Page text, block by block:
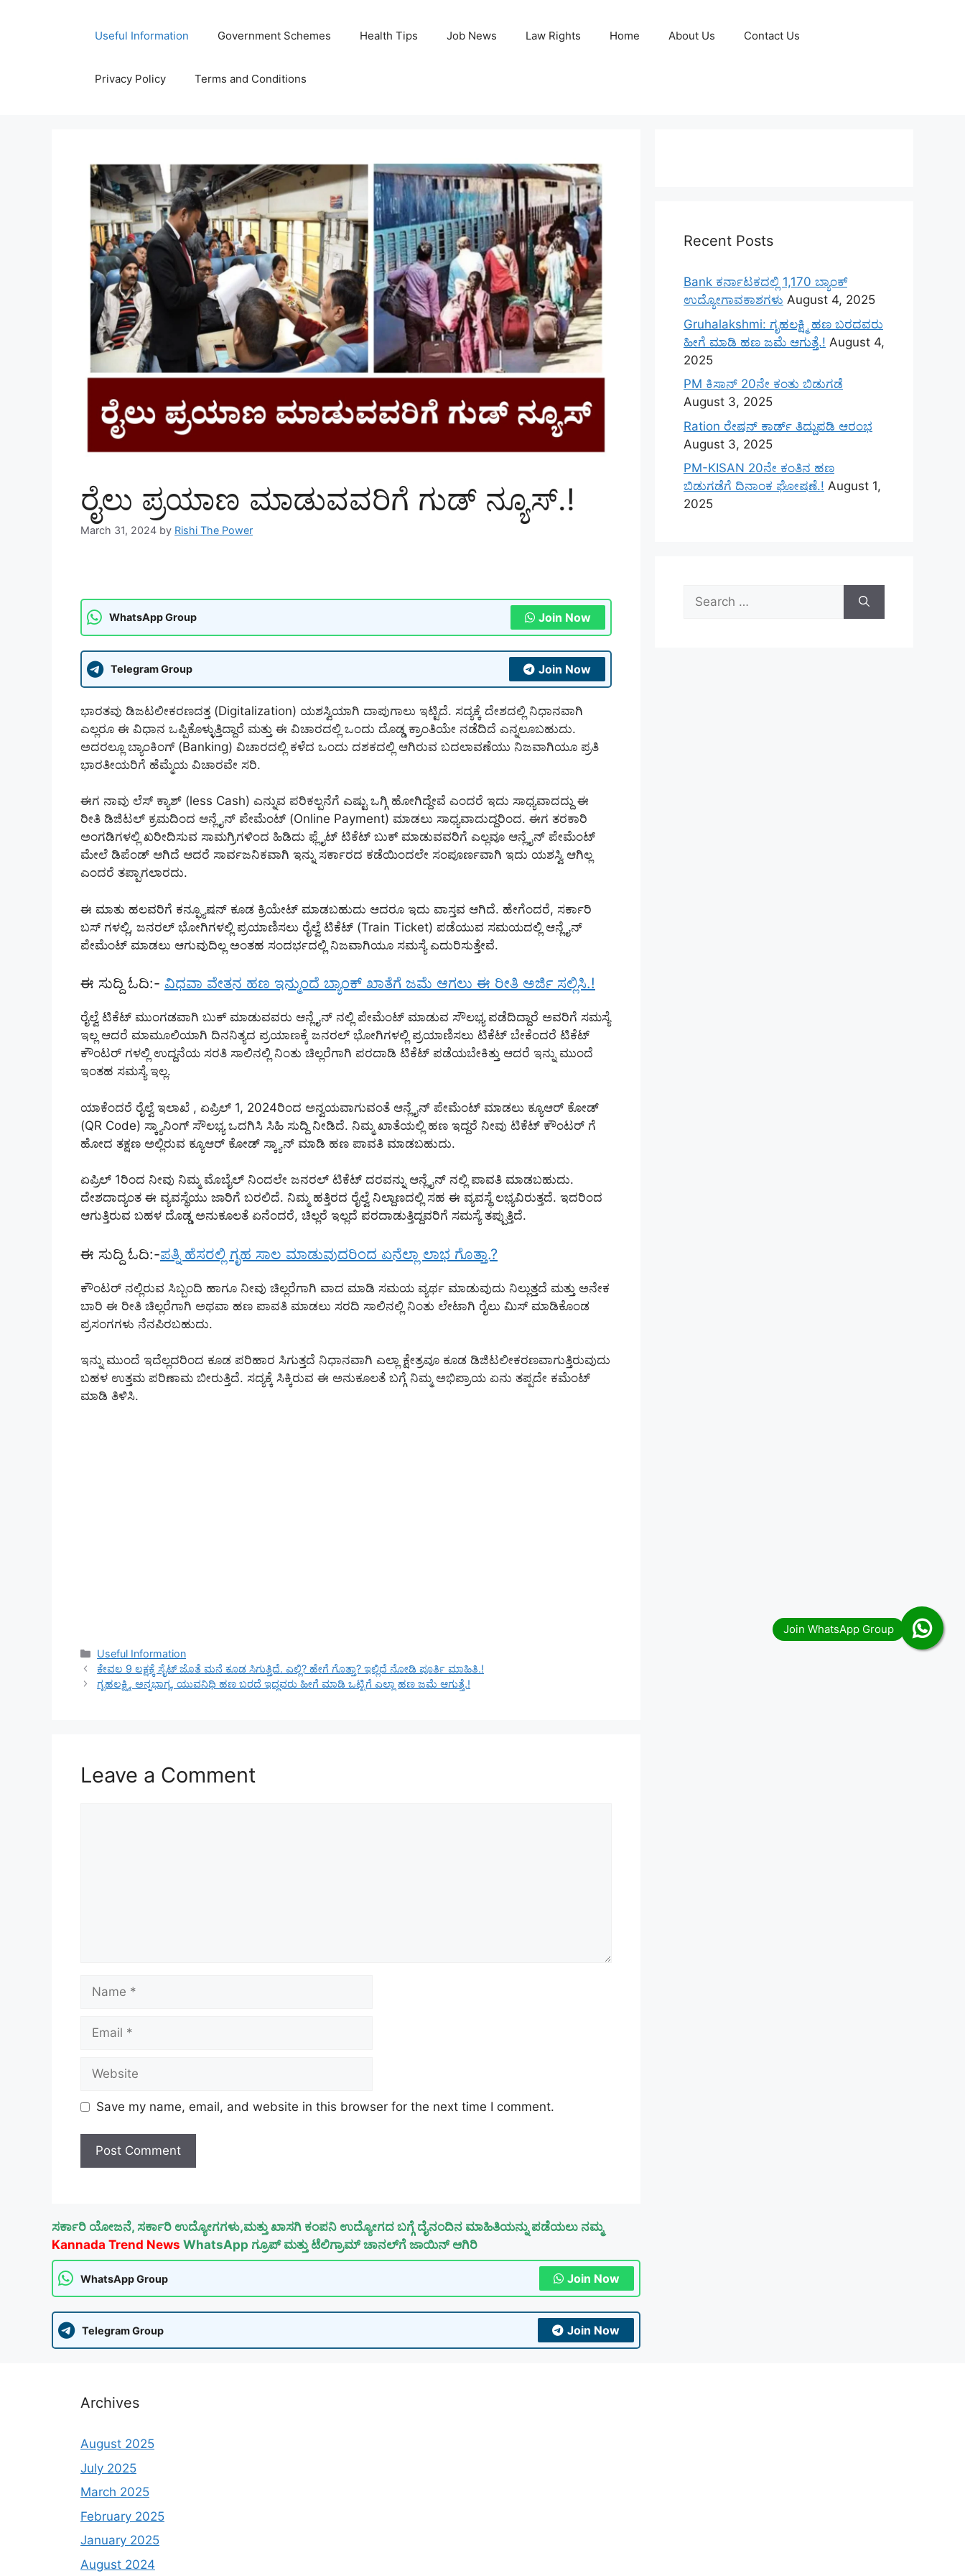
Useful Information Government Schemes Health Tips Job News Law Rights Home About Us Contact Us
Privacy Policy Terms and Conditions
ರೈಲು ಪ್ರಯಾಣ ಮಾಡುವವರಿಗೆ ಗುಡ್ ನ್ಯೂಸ್.!
March 31, 2024 by Rishi The Power
WhatsApp Group Join Now
Telegram Group Join Now
ಭಾರತವು ಡಿಜಟಲೀಕರಣದತ್ತ (Digitalization) ಯಶಸ್ವಿಯಾಗಿ ದಾಪುಗಾಲು ಇಟ್ಟಿದೆ. ಸದ್ಯಕ್ಕೆ ದೇಶದಲ್ಲಿ ನಿಧಾನವಾಗಿ
ಎಲ್ಲರೂ ಈ ವಿಧಾನ ಒಪ್ಪಿಕೊಳ್ಳುತ್ತಿದ್ದಾರೆ ಮತ್ತು ಈ ವಿಚಾರದಲ್ಲಿ ಒಂದು ದೊಡ್ಡ ಕ್ರಾಂತಿಯೇ ನಡೆದಿದೆ ಎನ್ನಲೂಬಹುದು.
ಅದರಲ್ಲೂ ಬ್ಯಾಂಕಿಂಗ್ (Banking) ವಿಚಾರದಲ್ಲಿ ಕಳೆದ ಒಂದು ದಶಕದಲ್ಲಿ ಆಗಿರುವ ಬದಲಾವಣೆಯು ನಿಜವಾಗಿಯೂ ಪ್ರತಿ
ಭಾರತೀಯರಿಗೆ ಹೆಮ್ಮೆಯ ವಿಚಾರವೇ ಸರಿ.
ಈಗ ನಾವು ಲೆಸ್ ಕ್ಯಾಶ್ (less Cash) ಎನ್ನುವ ಪರಿಕಲ್ಪನೆಗೆ ಎಷ್ಟು ಒಗ್ಗಿ ಹೋಗಿದ್ದೇವೆ ಎಂದರೆ ಇದು ಸಾಧ್ಯವಾದದ್ದು ಈ
ರೀತಿ ಡಿಜಿಟಲ್ ಕ್ರಮದಿಂದ ಆನ್ಲೈನ್ ಪೇಮೆಂಟ್ (Online Payment) ಮಾಡಲು ಸಾಧ್ಯವಾದುದ್ದರಿಂದ. ಈಗ ತರಕಾರಿ
ಅಂಗಡಿಗಳಲ್ಲಿ ಖರೀದಿಸುವ ಸಾಮಗ್ರಿಗಳಿಂದ ಹಿಡಿದು ಫ್ಲೈಟ್ ಟಿಕೆಟ್ ಬುಕ್ ಮಾಡುವವರಿಗೆ ಎಲ್ಲವೂ ಆನ್ಲೈನ್ ಪೇಮೆಂಟ್
ಮೇಲೆ ಡಿಪೆಂಡ್ ಆಗಿದೆ ಆದರೆ ಸಾರ್ವಜನಿಕವಾಗಿ ಇನ್ನು ಸರ್ಕಾರದ ಕಡೆಯಿಂದಲೇ ಸಂಪೂರ್ಣವಾಗಿ ಇದು ಯಶಸ್ವಿ ಆಗಿಲ್ಲ
ಎಂದರೆ ತಪ್ಪಾಗಲಾರದು.
ಈ ಮಾತು ಹಲವರಿಗೆ ಕನ್ಫ್ಯೂಷನ್ ಕೂಡ ಕ್ರಿಯೇಟ್ ಮಾಡಬಹುದು ಆದರೂ ಇದು ವಾಸ್ತವ ಆಗಿದೆ. ಹೇಗೆಂದರೆ, ಸರ್ಕಾರಿ
ಬಸ್ ಗಳಲ್ಲಿ, ಜನರಲ್ ಭೋಗಿಗಳಲ್ಲಿ ಪ್ರಯಾಣಿಸಲು ರೈಲ್ವೆ ಟಿಕೆಟ್ (Train Ticket) ಪಡೆಯುವ ಸಮಯದಲ್ಲಿ ಆನ್ಲೈನ್
ಪೇಮೆಂಟ್ ಮಾಡಲು ಆಗುವುದಿಲ್ಲ ಅಂತಹ ಸಂದರ್ಭದಲ್ಲಿ ನಿಜವಾಗಿಯೂ ಸಮಸ್ಯೆ ಎದುರಿಸುತ್ತೇವೆ.
ಈ ಸುದ್ದಿ ಓದಿ:- ವಿಧವಾ ವೇತನ ಹಣ ಇನ್ಮುಂದೆ ಬ್ಯಾಂಕ್ ಖಾತೆಗೆ ಜಮೆ ಆಗಲು ಈ ರೀತಿ ಅರ್ಜಿ ಸಲ್ಲಿಸಿ.!
ರೈಲ್ವೆ ಟಿಕೆಟ್ ಮುಂಗಡವಾಗಿ ಬುಕ್ ಮಾಡುವವರು ಆನ್ಲೈನ್ ನಲ್ಲಿ ಪೇಮೆಂಟ್ ಮಾಡುವ ಸೌಲಭ್ಯ ಪಡೆದಿದ್ದಾರೆ ಅವರಿಗೆ ಸಮಸ್ಯೆ
ಇಲ್ಲ ಆದರೆ ಮಾಮೂಲಿಯಾಗಿ ದಿನನಿತ್ಯದ ಪ್ರಯಾಣಕ್ಕೆ ಜನರಲ್ ಭೋಗಿಗಳಲ್ಲಿ ಪ್ರಯಾಣಿಸಲು ಟಿಕೆಟ್ ಬೇಕೆಂದರೆ ಟಿಕೆಟ್
ಕೌಂಟರ್ ಗಳಲ್ಲಿ ಉದ್ದನೆಯ ಸರತಿ ಸಾಲಿನಲ್ಲಿ ನಿಂತು ಚಿಲ್ಲರೆಗಾಗಿ ಪರದಾಡಿ ಟಿಕೆಟ್ ಪಡೆಯಬೇಕಿತ್ತು ಆದರೆ ಇನ್ನು ಮುಂದೆ
ಇಂತಹ ಸಮಸ್ಯೆ ಇಲ್ಲ.
ಯಾಕೆಂದರೆ ರೈಲ್ವೆ ಇಲಾಖೆ , ಏಪ್ರಿಲ್ 1, 2024ರಿಂದ ಅನ್ವಯವಾಗುವಂತೆ ಆನ್ಲೈನ್ ಪೇಮೆಂಟ್ ಮಾಡಲು ಕ್ಯೂಆರ್ ಕೋಡ್
(QR Code) ಸ್ಕ್ಯಾನಿಂಗ್ ಸೌಲಭ್ಯ ಒದಗಿಸಿ ಸಿಹಿ ಸುದ್ದಿ ನೀಡಿದೆ. ನಿಮ್ಮ ಖಾತೆಯಲ್ಲಿ ಹಣ ಇದ್ದರೆ ನೀವು ಟಿಕೆಟ್ ಕೌಂಟರ್ ಗೆ
ಹೋದ ತಕ್ಷಣ ಅಲ್ಲಿರುವ ಕ್ಯೂಆರ್ ಕೋಡ್ ಸ್ಕ್ಯಾನ್ ಮಾಡಿ ಹಣ ಪಾವತಿ ಮಾಡಬಹುದು.
ಏಪ್ರಿಲ್ 1ರಿಂದ ನೀವು ನಿಮ್ಮ ಮೊಬೈಲ್ ನಿಂದಲೇ ಜನರಲ್ ಟಿಕೆಟ್ ದರವನ್ನು ಆನ್ಲೈನ್ ನಲ್ಲಿ ಪಾವತಿ ಮಾಡಬಹುದು.
ದೇಶದಾದ್ಯಂತ ಈ ವ್ಯವಸ್ಥೆಯು ಜಾರಿಗೆ ಬರಲಿದೆ. ನಿಮ್ಮ ಹತ್ತಿರದ ರೈಲ್ವೆ ನಿಲ್ದಾಣದಲ್ಲಿ ಸಹ ಈ ವ್ಯವಸ್ಥೆ ಲಭ್ಯವಿರುತ್ತದೆ. ಇದರಿಂದ
ಆಗುತ್ತಿರುವ ಬಹಳ ದೊಡ್ಡ ಅನುಕೂಲತೆ ಏನೆಂದರೆ, ಚಿಲ್ಲರೆ ಇಲ್ಲದೆ ಪರದಾಡುತ್ತಿದ್ದವರಿಗೆ ಸಮಸ್ಯೆ ತಪ್ಪುತ್ತಿದೆ.
ಈ ಸುದ್ದಿ ಓದಿ:-ಪತ್ನಿ ಹೆಸರಲ್ಲಿ ಗೃಹ ಸಾಲ ಮಾಡುವುದರಿಂದ ಏನೆಲ್ಲಾ ಲಾಭ ಗೊತ್ತಾ.?
ಕೌಂಟರ್ ನಲ್ಲಿರುವ ಸಿಬ್ಬಂದಿ ಹಾಗೂ ನೀವು ಚಿಲ್ಲರೆಗಾಗಿ ವಾದ ಮಾಡಿ ಸಮಯ ವ್ಯರ್ಥ ಮಾಡುವುದು ನಿಲ್ಲುತ್ತದೆ ಮತ್ತು ಅನೇಕ
ಬಾರಿ ಈ ರೀತಿ ಚಿಲ್ಲರೆಗಾಗಿ ಅಥವಾ ಹಣ ಪಾವತಿ ಮಾಡಲು ಸರದಿ ಸಾಲಿನಲ್ಲಿ ನಿಂತು ಲೇಟಾಗಿ ರೈಲು ಮಿಸ್ ಮಾಡಿಕೊಂಡ
ಪ್ರಸಂಗಗಳು ನೆನಪಿರಬಹುದು.
ಇನ್ನು ಮುಂದೆ ಇದೆಲ್ಲದರಿಂದ ಕೂಡ ಪರಿಹಾರ ಸಿಗುತ್ತದೆ ನಿಧಾನವಾಗಿ ಎಲ್ಲಾ ಕ್ಷೇತ್ರವೂ ಕೂಡ ಡಿಜಿಟಲೀಕರಣವಾಗುತ್ತಿರುವುದು
ಬಹಳ ಉತ್ತಮ ಪರಿಣಾಮ ಬೀರುತ್ತಿದೆ. ಸದ್ಯಕ್ಕೆ ಸಿಕ್ಕಿರುವ ಈ ಅನುಕೂಲತೆ ಬಗ್ಗೆ ನಿಮ್ಮ ಅಭಿಪ್ರಾಯ ಏನು ತಪ್ಪದೇ ಕಮೆಂಟ್
ಮಾಡಿ ತಿಳಿಸಿ.
Categories
Useful Information
ಕೇವಲ 9 ಲಕ್ಷಕ್ಕೆ ಸೈಟ್ ಜೊತೆ ಮನೆ ಕೂಡ ಸಿಗುತ್ತಿದೆ. ಎಲ್ಲಿ? ಹೇಗೆ ಗೊತ್ತಾ? ಇಲ್ಲಿದೆ ನೋಡಿ ಪೂರ್ತಿ ಮಾಹಿತಿ.!
ಗೃಹಲಕ್ಷ್ಮಿ, ಅನ್ನಭಾಗ್ಯ, ಯುವನಿಧಿ ಹಣ ಬರದೆ ಇದ್ದವರು ಹೀಗೆ ಮಾಡಿ ಒಟ್ಟಿಗೆ ಎಲ್ಲಾ ಹಣ ಜಮೆ‌ ಆಗುತ್ತೆ.!
Leave a Comment
Save my name, email, and website in this browser for the next time I comment.
ಸರ್ಕಾರಿ ಯೋಜನೆ, ಸರ್ಕಾರಿ ಉದ್ಯೋಗಗಳು,ಮತ್ತು ಖಾಸಗಿ ಕಂಪನಿ ಉದ್ಯೋಗದ ಬಗ್ಗೆ ದೈನಂದಿನ ಮಾಹಿತಿಯನ್ನು ಪಡೆಯಲು ನಮ್ಮ
Kannada Trend News WhatsApp ಗ್ರೂಪ್ ಮತ್ತು ಟೆಲಿಗ್ರಾಮ್ ಚಾನಲ್‌ಗೆ ಜಾಯಿನ್ ಆಗಿರಿ
WhatsApp Group Join Now
Telegram Group Join Now
Recent Posts
Bank ಕರ್ನಾಟಕದಲ್ಲಿ 1,170 ಬ್ಯಾಂಕ್
ಉದ್ಯೋಗಾವಕಾಶಗಳು August 4, 2025
Gruhalakshmi: ಗೃಹಲಕ್ಷ್ಮಿ ಹಣ ಬರದವರು
ಹೀಗೆ ಮಾಡಿ ಹಣ ಜಮೆ‌ ಆಗುತ್ತೆ.! August 4,
2025
PM ಕಿಸಾನ್ 20ನೇ ಕಂತು ಬಿಡುಗಡೆ
August 3, 2025
Ration ರೇಷನ್ ಕಾರ್ಡ್ ತಿದ್ದುಪಡಿ ಆರಂಭ
August 3, 2025
PM-KISAN 20ನೇ ಕಂತಿನ ಹಣ
ಬಿಡುಗಡೆಗೆ ದಿನಾಂಕ ಘೋಷಣೆ.! August 1,
2025
Search
for:
Archives
August 2025
July 2025
March 2025
February 2025
January 2025
August 2024